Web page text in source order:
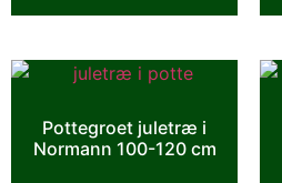
Pottegroet juletræ i
Normann 100-120 cm